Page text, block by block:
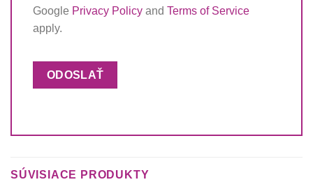
Google Privacy Policy and Terms of Service
apply.
SÚVISIACE PRODUKTY